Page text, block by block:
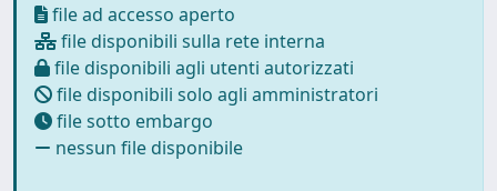
file ad accesso aperto
file disponibili sulla rete interna
file disponibili agli utenti autorizzati
file disponibili solo agli amministratori
file sotto embargo
nessun file disponibile